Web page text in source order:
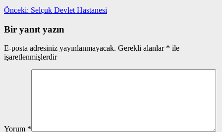
Yazı
gezinmesi
Önceki: Önceki
Selçuk Devlet Hastanesi
Bir yanıt yazın
E-posta adresiniz yayınlanmayacak. Gerekli alanlar * ile
işaretlenmişlerdir
Yorum *